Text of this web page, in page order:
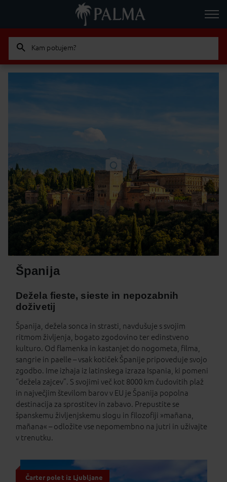
Kam potujem?
Španija
Dežela fieste, sieste in nepozabnih
doživetij
Španija, dežela sonca in strasti, navdušuje s svojim
ritmom življenja, bogato zgodovino ter edinstveno
kulturo. Od flamenka in kastanjet do nogometa, filma,
sangrie in paelle – vsak kotiček Španije pripoveduje svojo
zgodbo. Ime izhaja iz latinskega izraza Ispania, ki pomeni
“dežela zajcev”. S svojimi več kot 8000 km čudovitih plaž
in največjim številom barov v EU je Španija popolna
destinacija za sprostitev in zabavo. Prepustite se
španskemu življenjskemu slogu in filozofiji »mañana,
mañana« – odložite vse nepomembno na jutri in uživajte
v trenutku.
Čarter polet iz Ljubljane